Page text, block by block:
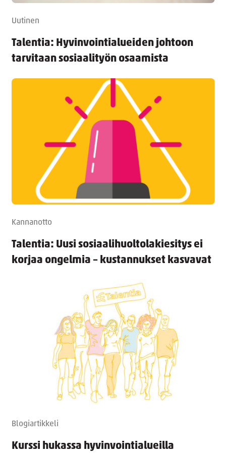
Uutinen
Talentia: Hyvinvointialueiden johtoon
tarvitaan sosiaalityön osaamista
Kannanotto
Talentia: Uusi sosiaalihuoltolakiesitys ei
korjaa ongelmia – kustannukset kasvavat
Blogiartikkeli
Kurssi hukassa hyvinvointialueilla